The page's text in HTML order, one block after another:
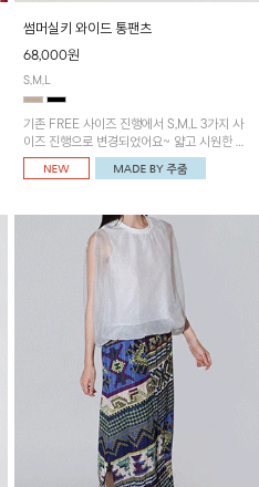
썸머실키 와이드 통팬츠
68,000원
S,M,L
기존 FREE 사이즈 진행에서 S,M,L 3가지 사
이즈 진행으로 변경되었어요~ 얇고 시원한 원
단으로 제작된 와이드팬츠! 베이직한 디자인으
로 코디 활용도가 높은 아이템이에요~